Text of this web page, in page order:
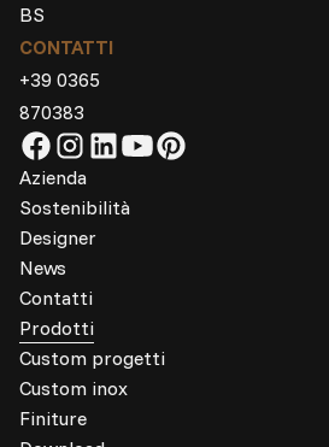
BS
CONTATTI
+39 0365
870383
Azienda
Sostenibilità
Designer
News
Contatti
Prodotti
Custom progetti
Custom inox
Finiture